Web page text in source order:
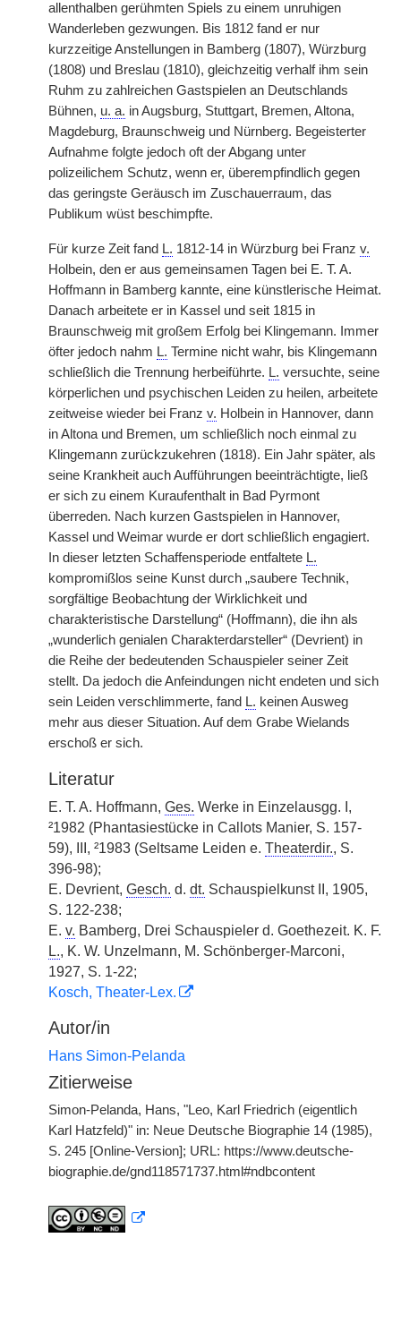
allenthalben gerühmten Spiels zu einem unruhigen
Wanderleben gezwungen. Bis 1812 fand er nur
kurzzeitige Anstellungen in Bamberg (1807), Würzburg
(1808) und Breslau (1810), gleichzeitig verhalf ihm sein
Ruhm zu zahlreichen Gastspielen an Deutschlands
Bühnen, u. a. in Augsburg, Stuttgart, Bremen, Altona,
Magdeburg, Braunschweig und Nürnberg. Begeisterter
Aufnahme folgte jedoch oft der Abgang unter
polizeilichem Schutz, wenn er, überempfindlich gegen
das geringste Geräusch im Zuschauerraum, das
Publikum wüst beschimpfte.
Für kurze Zeit fand L. 1812-14 in Würzburg bei Franz v.
Holbein, den er aus gemeinsamen Tagen bei E. T. A.
Hoffmann in Bamberg kannte, eine künstlerische Heimat.
Danach arbeitete er in Kassel und seit 1815 in
Braunschweig mit großem Erfolg bei Klingemann. Immer
öfter jedoch nahm L. Termine nicht wahr, bis Klingemann
schließlich die Trennung herbeiführte. L. versuchte, seine
körperlichen und psychischen Leiden zu heilen, arbeitete
zeitweise wieder bei Franz v. Holbein in Hannover, dann
in Altona und Bremen, um schließlich noch einmal zu
Klingemann zurückzukehren (1818). Ein Jahr später, als
seine Krankheit auch Aufführungen beeinträchtigte, ließ
er sich zu einem Kuraufenthalt in Bad Pyrmont
überreden. Nach kurzen Gastspielen in Hannover,
Kassel und Weimar wurde er dort schließlich engagiert.
In dieser letzten Schaffensperiode entfaltete L.
kompromißlos seine Kunst durch „saubere Technik,
sorgfältige Beobachtung der Wirklichkeit und
charakteristische Darstellung“ (Hoffmann), die ihn als
„wunderlich genialen Charakterdarsteller“ (Devrient) in
die Reihe der bedeutenden Schauspieler seiner Zeit
stellt. Da jedoch die Anfeindungen nicht endeten und sich
sein Leiden verschlimmerte, fand L. keinen Ausweg
mehr aus dieser Situation. Auf dem Grabe Wielands
erschoß er sich.
Literatur
E. T. A. Hoffmann, Ges. Werke in Einzelausgg. I,
²1982 (Phantasiestücke in Callots Manier, S. 157-
59), III, ²1983 (Seltsame Leiden e. Theaterdir., S.
396-98);
E. Devrient, Gesch. d. dt. Schauspielkunst II, 1905,
S. 122-238;
E. v. Bamberg, Drei Schauspieler d. Goethezeit. K. F.
L., K. W. Unzelmann, M. Schönberger-Marconi,
1927, S. 1-22;
Kosch, Theater-Lex.
Autor/in
Hans Simon-Pelanda
Zitierweise
Simon-Pelanda, Hans, "Leo, Karl Friedrich (eigentlich
Karl Hatzfeld)" in: Neue Deutsche Biographie 14 (1985),
S. 245 [Online-Version]; URL: https://www.deutsche-
biographie.de/gnd118571737.html#ndbcontent